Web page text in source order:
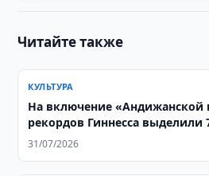
Читайте также
КУЛЬТУРА
На включение «Андижанской
рекордов Гиннесса выделили
31/07/2026